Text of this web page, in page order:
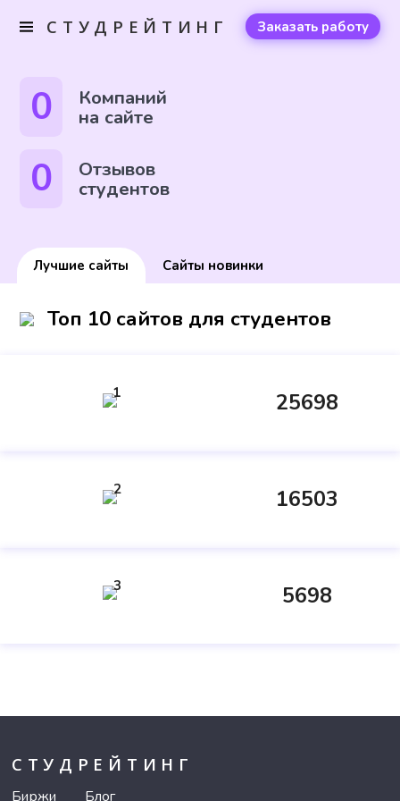
СТУДРЕЙТИНГ Заказать работу
0 Компаний
на сайте
0 Отзывов
студентов
Лучшие сайты Сайты новинки
Топ 10 сайтов для студентов
1 25698
2 16503
3 5698
СТУДРЕЙТИНГ
Биржи Блог